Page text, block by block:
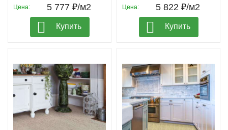
Цена: 5 777 ₽/м2
Купить
Цена: 5 822 ₽/м2
Купить